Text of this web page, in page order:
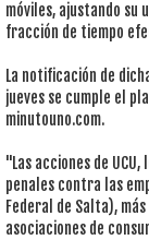
móviles, ajustando su
fracción de tiempo
La notificación de
jueves se cumple el
minutouno.com.
"Las acciones de
penales contra las
Federal de Salta),
asociaciones de